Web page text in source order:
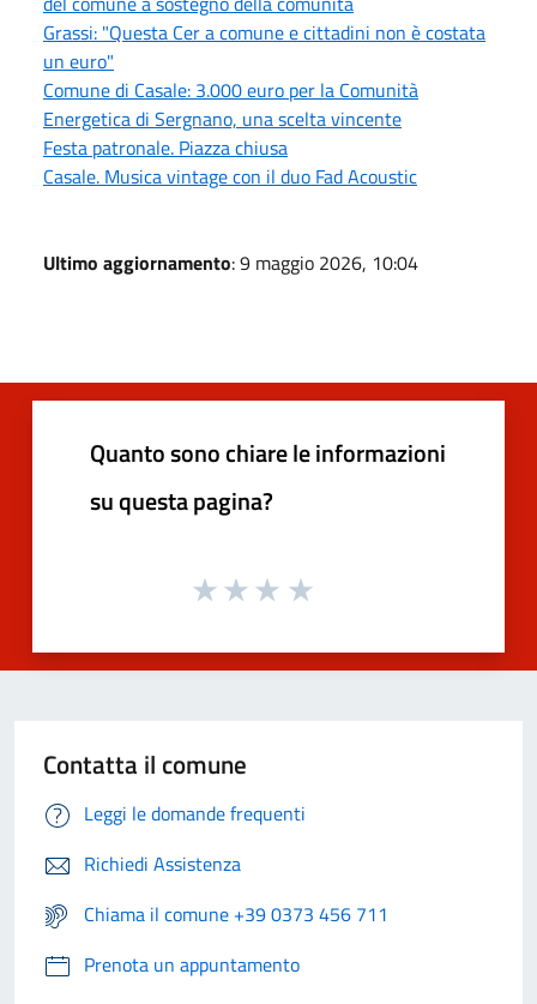
Grassi: "Questa Cer a comune e cittadini non è costata
un euro"
Comune di Casale: 3.000 euro per la Comunità
Energetica di Sergnano, una scelta vincente
Festa patronale. Piazza chiusa
Casale. Musica vintage con il duo Fad Acoustic
Ultimo aggiornamento: 9 maggio 2026, 10:04
Quanto sono chiare le informazioni
su questa pagina?
Contatta il comune
Leggi le domande frequenti
Richiedi Assistenza
Chiama il comune +39 0373 456 711
Prenota un appuntamento